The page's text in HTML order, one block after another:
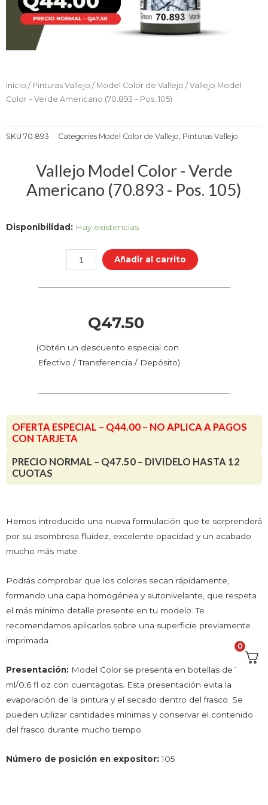
Inicio / Pinturas Vallejo / Model Color de Vallejo / Vallejo Model
Color – Verde Americano (70.893 – Pos. 105)
SKU 70.893 Categories Model Color de Vallejo, Pinturas Vallejo
Vallejo Model Color - Verde
Americano (70.893 - Pos. 105)
Disponibilidad: Hay existencias
Vallejo
Color
-
Verde
(70.893
Pos.
105)
Añadir al carrito
Q47.50
(Obtén un descuento especial con
Efectivo / Transferencia / Depósito)
OFERTA ESPECIAL – Q44.00 – NO APLICA A PAGOS
CON TARJETA
PRECIO NORMAL – Q47.50 – DIVIDELO HASTA 12
CUOTAS
Hemos introducido una nueva formulación que te sorprenderá
por su asombrosa fluidez, excelente opacidad y un acabado
mucho más mate.
Podrás comprobar que los colores secan rápidamente,
formando una capa homogénea y autonivelante, que respeta
el más mínimo detalle presente en tu modelo. Te
recomendamos aplicarlos sobre una superficie previamente
imprimada.
Presentación: Model Color se presenta en botellas de 18
ml/0.6 fl oz con cuentagotas. Esta presentación evita la
evaporación de la pintura y el secado dentro del frasco. Se
pueden utilizar cantidades mínimas y conservar el contenido
del frasco durante mucho tiempo.
Número de posición en expositor:105
0